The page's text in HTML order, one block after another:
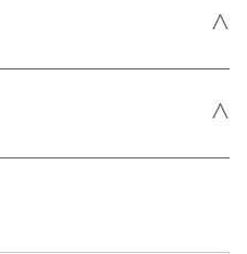
˄
˄